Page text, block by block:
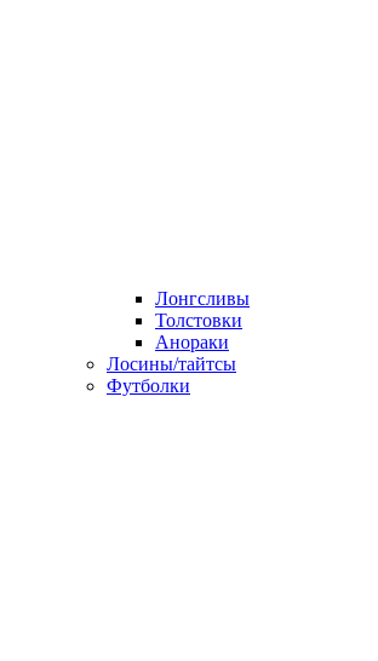
Лонгсливы
Толстовки
Анораки
Лосины/тайтсы
Футболки